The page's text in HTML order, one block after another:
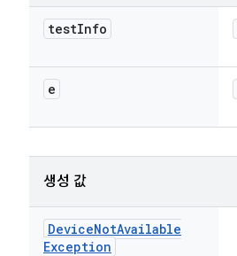
testInfo
e
생성 값
DeviceNotAvailable
Exception